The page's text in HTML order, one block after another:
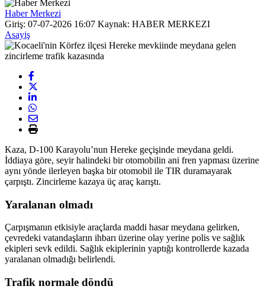
Haber Merkezi
Giriş: 07-07-2026 16:07 Kaynak: HABER MERKEZI
Asayiş
Kaza, D-100 Karayolu’nun Hereke geçişinde meydana geldi.
İddiaya göre, seyir halindeki bir otomobilin ani fren yapması üzerine
aynı yönde ilerleyen başka bir otomobil ile TIR duramayarak
çarpıştı. Zincirleme kazaya üç araç karıştı.
Yaralanan olmadı
Çarpışmanın etkisiyle araçlarda maddi hasar meydana gelirken,
çevredeki vatandaşların ihbarı üzerine olay yerine polis ve sağlık
ekipleri sevk edildi. Sağlık ekiplerinin yaptığı kontrollerde kazada
yaralanan olmadığı belirlendi.
Trafik normale döndü